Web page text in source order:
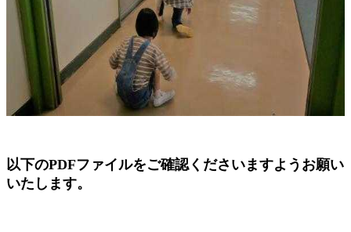
以下のPDFファイルをご確認くださいますようお願い
いたします。